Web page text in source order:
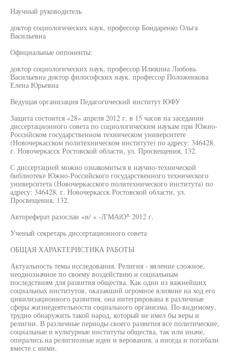
Научный руководитель
доктор социологических наук, профессор Бондаренко Ольга
Васильевна
Официальные оппоненты:
доктор социологических наук, профессор Илюхина Любовь
Васильевна доктор философских наук, профессор Положенкова
Елена Юрьевна
Ведущая организация Педагогический институт ЮФУ
Защита состоится «28» апреля 2012 г. в 15 часов на заседании
диссертационного совета по социологическим наукам при Южно-
Российском государственном техническом университете
(Новочеркасском политехническом институте) по адресу: 346428,
г. Новочеркасск Ростовской области, ул. Просвещения, 132.
С диссертацией можно ознакомиться в научно-технической
библиотеке Южно-Российского государственного технического
университета (Новочеркасского политехнического института) по
адресу: 346428, г. Новочеркасск Ростовской области, ул.
Просвещения, 132.
Автореферат разослан «и/ » -Л'МАїО^ 2012 г.
Ученый секретарь диссертационного совета
ОБЩАЯ ХАРАКТЕРИСТИКА РАБОТЫ
Актуальность темы исследования. Религия - явление сложное,
неоднозначное по своему воздействию и социальным
последствиям для развития общества. Как один из важнейших
социальных институтов, оказавший огромное влияние на ход его
цивилизационного развития, она интегрирована в различные
сферы жизнедеятельности социального организма. По-видимому,
трудно обнаружить такой народ, который не имел бы веры и
религии. В различные периоды своего развития все политические,
социальные и культурные институты общества, так или иначе,
опирались на религиозные идеи и верования, а иногда и погибали
вместе с ними.